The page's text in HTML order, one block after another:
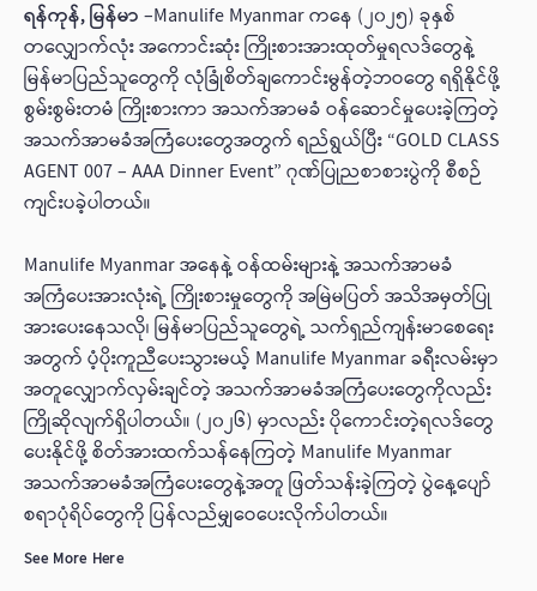
ရန်ကုန်, မြန်မာ –Manulife Myanmar ကနေ (၂၀၂၅) ခုနှစ်
တလျှောက်လုံး အကောင်းဆုံး ကြိုးစားအားထုတ်မှုရလဒ်တွေနဲ့
မြန်မာပြည်သူတွေကို လုံခြုံစိတ်ချကောင်းမွန်တဲ့ဘဝတွေ ရရှိနိုင်ဖို့
စွမ်းစွမ်းတမံ ကြိုးစားကာ အသက်အာမခံ ဝန်ဆောင်မှုပေးခဲ့ကြတဲ့
အသက်အာမခံအကြံပေးတွေအတွက် ရည်ရွယ်ပြီး “GOLD CLASS
AGENT 007 – AAA Dinner Event” ဂုဏ်ပြုညစာစားပွဲကို စီစဉ်
ကျင်းပခဲ့ပါတယ်။
Manulife Myanmar အနေနဲ့ ဝန်ထမ်းများနဲ့ အသက်အာမခံ
အကြံပေးအားလုံးရဲ့ ကြိုးစားမှုတွေကို အမြဲမပြတ် အသိအမှတ်ပြု
အားပေးနေသလို၊ မြန်မာပြည်သူတွေရဲ့ သက်ရှည်ကျန်းမာစေရေး
အတွက် ပံ့ပိုးကူညီပေးသွားမယ့် Manulife Myanmar ခရီးလမ်းမှာ
အတူလျှောက်လှမ်းချင်တဲ့ အသက်အာမခံအကြံပေးတွေကိုလည်း
ကြိုဆိုလျက်ရှိပါတယ်။ (၂၀၂၆) မှာလည်း ပိုကောင်းတဲ့ရလဒ်တွေ
ပေးနိုင်ဖို့ စိတ်အားထက်သန်နေကြတဲ့ Manulife Myanmar
အသက်အာမခံအကြံပေးတွေနဲ့အတူ ဖြတ်သန်းခဲ့ကြတဲ့ ပွဲနေ့ပျော်
စရာပုံရိပ်တွေကို ပြန်လည်မျှဝေပေးလိုက်ပါတယ်။
See More Here